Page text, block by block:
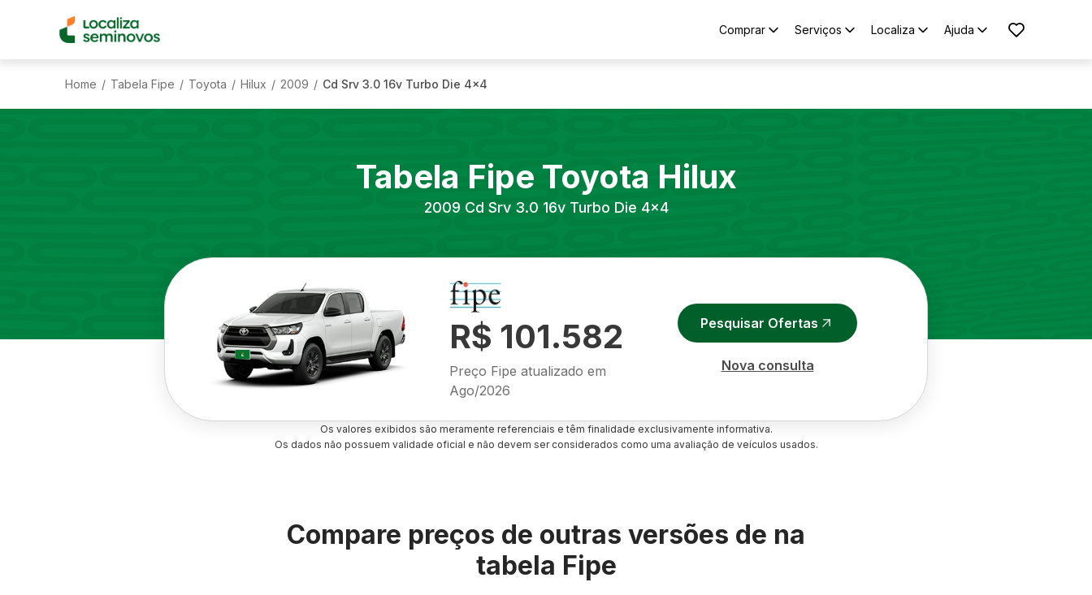
Comprar Serviços Localiza Ajuda
Home / Tabela Fipe / Toyota / Hilux / 2009 / Cd Srv 3.0 16v Turbo Die 4x4
Tabela Fipe Toyota Hilux
2009 Cd Srv 3.0 16v Turbo Die 4x4
R$ 101.582
Preço Fipe atualizado em
Ago/2026
Pesquisar Ofertas
Nova consulta
Os valores exibidos são meramente referenciais e têm finalidade exclusivamente informativa.
Os dados não possuem validade oficial e não devem ser considerados como uma avaliação de veículos usados.
Compare preços de outras versões de na
tabela Fipe